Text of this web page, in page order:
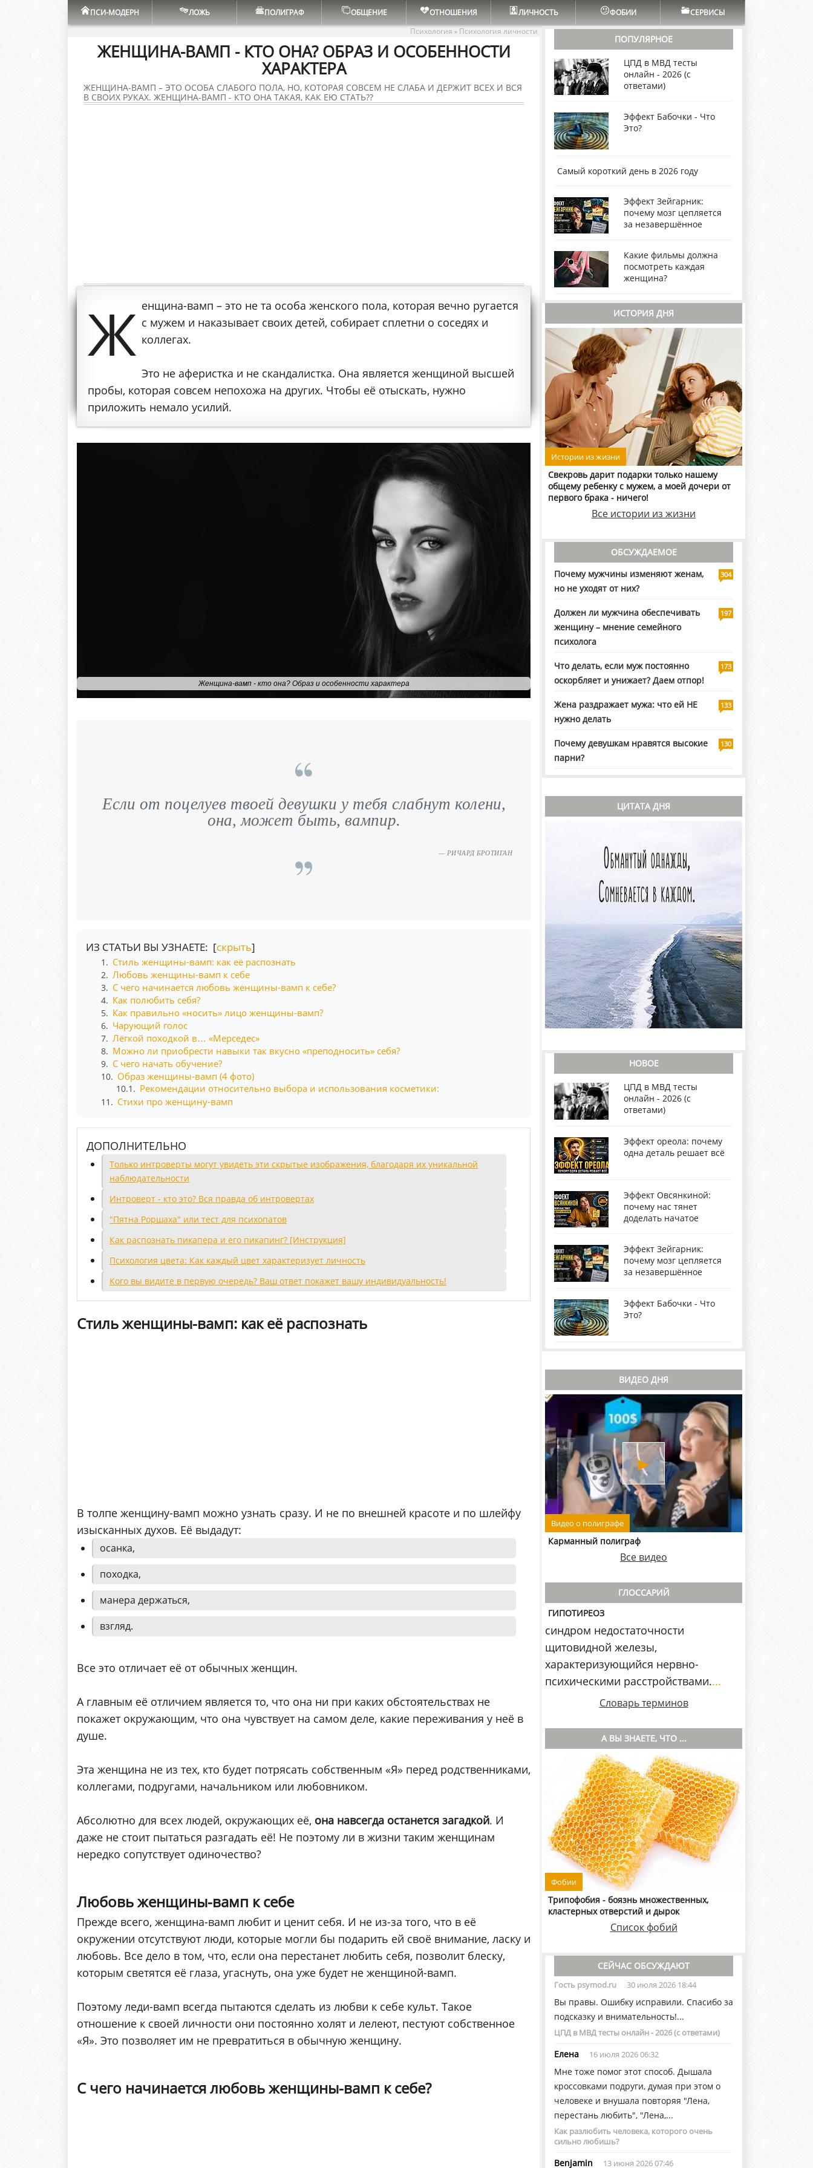
ПСИ-МОДЕРН ЛОЖЬ ПОЛИГРАФ ОБЩЕНИЕ ОТНОШЕНИЯ ЛИЧНОСТЬ ФОБИИ
СЕРВИСЫ
Психология » Психология личности
ЖЕНЩИНА-ВАМП - КТО ОНА? ОБРАЗ И ОСОБЕННОСТИ
ХАРАКТЕРА
ЖЕНЩИНА-ВАМП – ЭТО ОСОБА СЛАБОГО ПОЛА, НО, КОТОРАЯ СОВСЕМ НЕ СЛАБА И ДЕРЖИТ ВСЕХ И ВСЯ
В СВОИХ РУКАХ. ЖЕНЩИНА-ВАМП - КТО ОНА ТАКАЯ, КАК ЕЮ СТАТЬ??
Ж енщина-вамп – это не та особа женского пола, которая вечно ругается
с мужем и наказывает своих детей, собирает сплетни о соседях и
коллегах.
Это не аферистка и не скандалистка. Она является женщиной высшей
пробы, которая совсем непохожа на других. Чтобы её отыскать, нужно
приложить немало усилий.
Женщина-вамп - кто она? Образ и особенности характера
Если от поцелуев твоей девушки у тебя слабнут колени,
она, может быть, вампир.
РИЧАРД БРОТИГАН
ИЗ СТАТЬИ ВЫ УЗНАЕТЕ: [скрыть]
1. Стиль женщины-вамп: как её распознать
2. Любовь женщины-вамп к себе
3. С чего начинается любовь женщины-вамп к себе?
4. Как полюбить себя?
5. Как правильно «носить» лицо женщины-вамп?
6. Чарующий голос
7. Лёгкой походкой в… «Мерседес»
8. Можно ли приобрести навыки так вкусно «преподносить» себя?
9. С чего начать обучение?
10. Образ женщины-вамп (4 фото)
10.1. Рекомендации относительно выбора и использования косметики:
11. Стихи про женщину-вамп
ДОПОЛНИТЕЛЬНО
Только интроверты могут увидеть эти скрытые изображения, благодаря их уникальной
наблюдательности
Интроверт - кто это? Вся правда об интровертах
"Пятна Роршаха" или тест для психопатов
Как распознать пикапера и его пикапинг? [Инструкция]
Психология цвета: Как каждый цвет характеризует личность
Кого вы видите в первую очередь? Ваш ответ покажет вашу индивидуальность!
Стиль женщины-вамп: как её распознать
В толпе женщину-вамп можно узнать сразу. И не по внешней красоте и по шлейфу
изысканных духов. Её выдадут:
осанка,
походка,
манера держаться,
взгляд.
Все это отличает её от обычных женщин.
А главным её отличием является то, что она ни при каких обстоятельствах не
покажет окружающим, что она чувствует на самом деле, какие переживания у неё в
душе.
Эта женщина не из тех, кто будет потрясать собственным «Я» перед родственниками,
коллегами, подругами, начальником или любовником.
Абсолютно для всех людей, окружающих её, она навсегда останется загадкой. И
даже не стоит пытаться разгадать её! Не поэтому ли в жизни таким женщинам
нередко сопутствует одиночество?
Любовь женщины-вамп к себе
Прежде всего, женщина-вамп любит и ценит себя. И не из-за того, что в её
окружении отсутствуют люди, которые могли бы подарить ей своё внимание, ласку и
любовь. Все дело в том, что, если она перестанет любить себя, позволит блеску,
которым светятся её глаза, угаснуть, она уже будет не женщиной-вамп.
Поэтому леди-вамп всегда пытаются сделать из любви к себе культ. Такое
отношение к своей личности они постоянно холят и лелеют, пестуют собственное
«Я». Это позволяет им не превратиться в обычную женщину.
С чего начинается любовь женщины-вамп к себе?
ПОПУЛЯРНОЕ
ЦПД в МВД тесты
онлайн - 2026 (с
ответами)
Эффект Бабочки - Что
Это?
Самый короткий день в 2026 году
Эффект Зейгарник:
почему мозг цепляется
за незавершённое
Какие фильмы должна
посмотреть каждая
женщина?
ИСТОРИЯ ДНЯ
Истории из жизни
Свекровь дарит подарки только нашему
общему ребенку с мужем, а моей дочери от
первого брака - ничего!
Все истории из жизни
ОБСУЖДАЕМОЕ
Почему мужчины изменяют женам,
но не уходят от них?
304
Должен ли мужчина обеспечивать
женщину – мнение семейного
психолога
197
Что делать, если муж постоянно
оскорбляет и унижает? Даем отпор!
173
Жена раздражает мужа: что ей НЕ
нужно делать
133
Почему девушкам нравятся высокие
парни?
130
ЦИТАТА ДНЯ
НОВОЕ
ЦПД в МВД тесты
онлайн - 2026 (с
ответами)
Эффект ореола: почему
одна деталь решает всё
Эффект Овсянкиной:
почему нас тянет
доделать начатое
Эффект Зейгарник:
почему мозг цепляется
за незавершённое
Эффект Бабочки - Что
Это?
ВИДЕО ДНЯ
►
Видео о полиграфе
Карманный полиграф
Все видео
ГЛОССАРИЙ
ГИПОТИРЕОЗ
синдром недостаточности
щитовидной железы,
характеризующийся нервно-
психическими расстройствами....
Словарь терминов
А ВЫ ЗНАЕТЕ, ЧТО ...
Фобии
Трипофобия - боязнь множественных,
кластерных отверстий и дырок
Список фобий
СЕЙЧАС ОБСУЖДАЮТ
Гость psymod.ru 30 июля 2026 18:44
Вы правы. Ошибку исправили. Спасибо за
подсказку и внимательность!...
ЦПД в МВД тесты онлайн - 2026 (с ответами)
Елена 16 июля 2026 06:32
Мне тоже помог этот способ. Дышала
кроссовками подруги, думая при этом о
человеке и внушала повторяя "Лена,
перестань любить", "Лена,...
Как разлюбить человека, которого очень
сильно любишь?
Benjamin 13 июня 2026 07:46